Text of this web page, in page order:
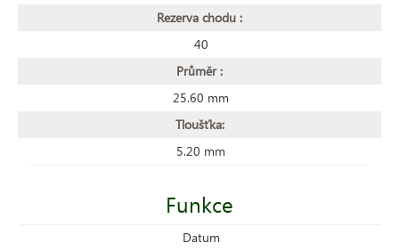
Rezerva chodu :
40
Průměr :
25.60 mm
Tloušťka:
5.20 mm
Funkce
Datum